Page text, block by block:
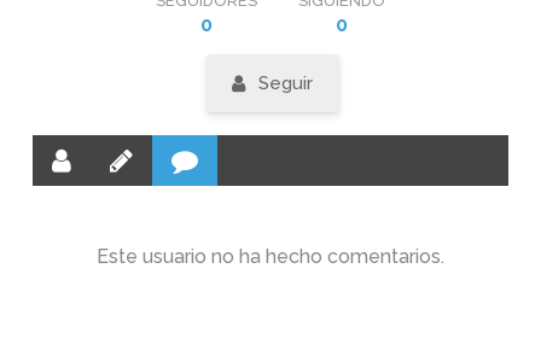
0 0
Seguir
Este usuario no ha hecho comentarios.